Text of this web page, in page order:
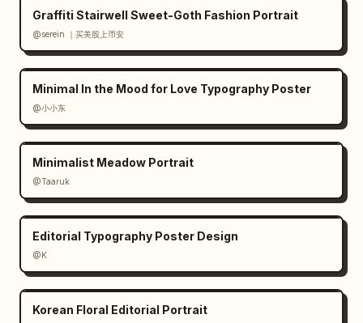
Graffiti Stairwell Sweet-Goth Fashion Portrait
@serein ｜买美股上币安
Minimal In the Mood for Love Typography Poster
@小小东
Minimalist Meadow Portrait
@Taaruk
Editorial Typography Poster Design
@K
Korean Floral Editorial Portrait